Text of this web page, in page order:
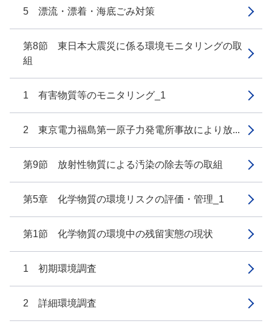
5 漂流・漂着・海底ごみ対策
第8節 東日本大震災に係る環境モニタリングの取
組
1 有害物質等のモニタリング_1
2 東京電力福島第一原子力発電所事故により放...
第9節 放射性物質による汚染の除去等の取組
第5章 化学物質の環境リスクの評価・管理_1
第1節 化学物質の環境中の残留実態の現状
1 初期環境調査
2 詳細環境調査